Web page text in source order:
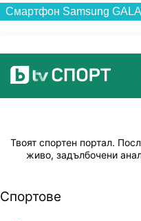
Твоят спортен портал.
живо, задълбочени
Спортове